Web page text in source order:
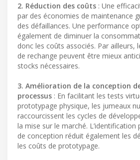
2. Réduction des coûts : Une
par des économies de maintenance
des défaillances. Une performance
également de diminuer la
donc les coûts associés. Par ailleurs,
de rechange peuvent être mieux
stocks nécessaires.
3. Amélioration de la conception
processus : En facilitant les tests
prototypage physique, les jumeaux
raccourcissent les cycles de
la mise sur le marché.
de conception réduit également les
les coûts de prototypage.